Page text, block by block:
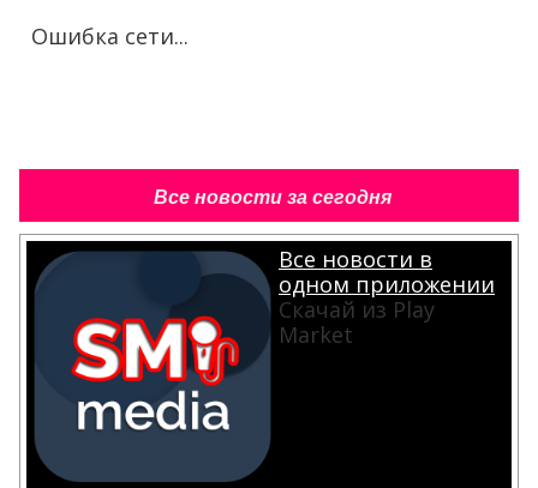
Ошибка сети...
Все новости за сегодня
Все новости в
одном приложении
Скачай из Play
Market